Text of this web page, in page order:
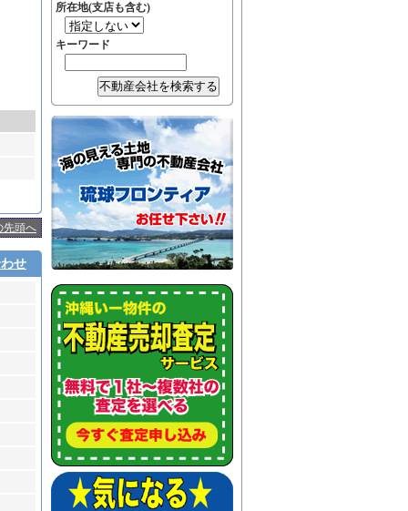
先頭へ
せ
所在地(支店も含む)
キーワード